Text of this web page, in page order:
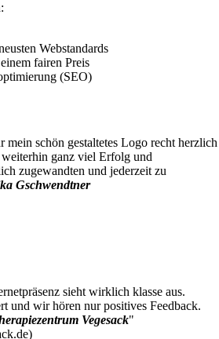
Webstandards
fairen Preis
(SEO)
schön gestaltetes Logo recht herzlich
ganz viel Erfolg und
zugewandten und jederzeit zu
Gschwendtner
sieht wirklich klasse aus.
und wir hören nur positives Feedback.
Vegesack"